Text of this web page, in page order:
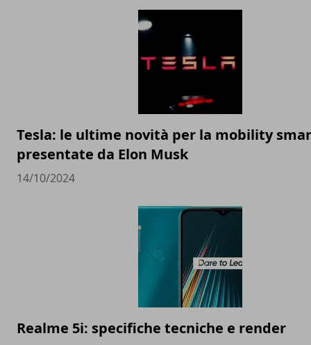
Tesla: le ultime novità per la mobility
presentate da Elon Musk
14/10/2024
Realme 5i: specifiche tecniche e render